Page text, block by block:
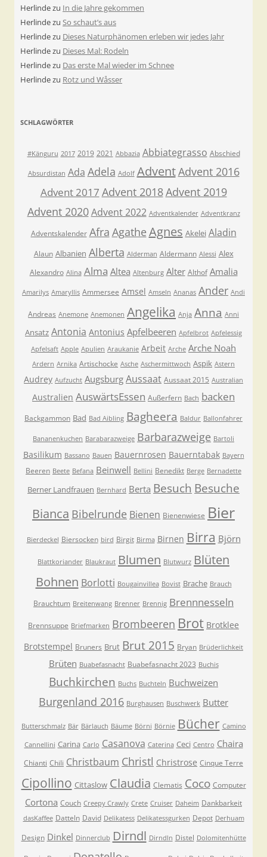
Herlindezu In die Jahre gekommen
Herlindezu So schaut’s aus
Herlindezu Dieses Naturphänomen erleben wir jedes Jahr
Herlindezu Dieses Mal: Rodeln
Herlindezu Das erste Mal wieder im Schnee
Herlindezu Rotz und Wåsser
SCHLAGWÖRTER
#Känguru 2017 2019 2021 Abbazia Abbiategrasso Abschied
Absurdistan Ada Adela Adolf AdventAdvent 2016
Advent 2017 Advent 2018Advent 2019
Advent 2020 Advent 2022 Adventkalender Adventkranz
Adventskalender Afra Agathe Agnes Akelei Aladin
Alaun Albanien Alberta Alderman Aldermann Alessi Alex
Alexandro Alina Alma Altea Altenburg Alter Althof Amalia
Amarilys Amaryllis Ammersee Amsel Amseln Ananas Ander Andi
Andreas Anemone Anemonen Angelika Anja Anna Anni
Ansatz Antonia Antonius Apfelbeeren Apfelbrot Apfelessig
Apfelsaft Apple Apulien Araukanie Arbeit Arche Arche Noah
Ardern Arnika Artischocke Asche Aschermittwoch Aspik Astern
Audrey Aufzucht Augsburg Aussaat Aussaat 2015 Australian
Australien AuswärtsEssen Außerfern Bach backen
Backgammon Bad Bad Aibling Bagheera Baldur Ballonfahrer
Bananenkuchen Barabarazweige Barbarazweige Bartoli
Basilikum Bassano Bauen Bauernrosen Bauerntabak Bayern
Beeren Beete Befana Beinwell Bellini Benedikt Berge Bernadette
Berner Landfrauen Bernhard Berta Besuch Besuche
Bianca Bibelrunde Bienen Bienenwiese Bier
Bierdeckel Biersocken bird Birgit Birma Birnen Birra Björn
Blattkoriander Blaukraut Blumen Blutwurz Blüten
Bohnen Borlotti Bougainvillea Bovist Brache Brauch
Brauchtum Breitenwang Brenner Brennig Brennnesseln
Brennsuppe Briefmarken Brombeeren Brot Brotklee
Brotstempel Bruners Brut Brut 2015 Bryan Brüderlichkeit
Brüten Buabefasnacht Buabefasnacht 2023 Buchis
Buchkirchen Buchs Buchteln Buchweizen
Burgenland 2016 Burghausen Buschwerk Butter
Butterschmalz Bär Bärlauch Bäume Börni Börnie Bücher Camino
Cannellini Carina Carlo Casanova Caterina Ceci Centro Chaira
Chianti Chili Christbaum Christl Christrose Cinque Terre
Cipollino Cittaslow Claudia Clematis Coco Computer
Cortona Couch Creepy Crawly Crete Cruiser Daheim Dankbarkeit
dasKaffee Datteln David Delikatess Delikatessgurken Depot Derhuam
Design Dinkel Dinnerclub Dirndl Dirndln Distel Dolomitenhütte